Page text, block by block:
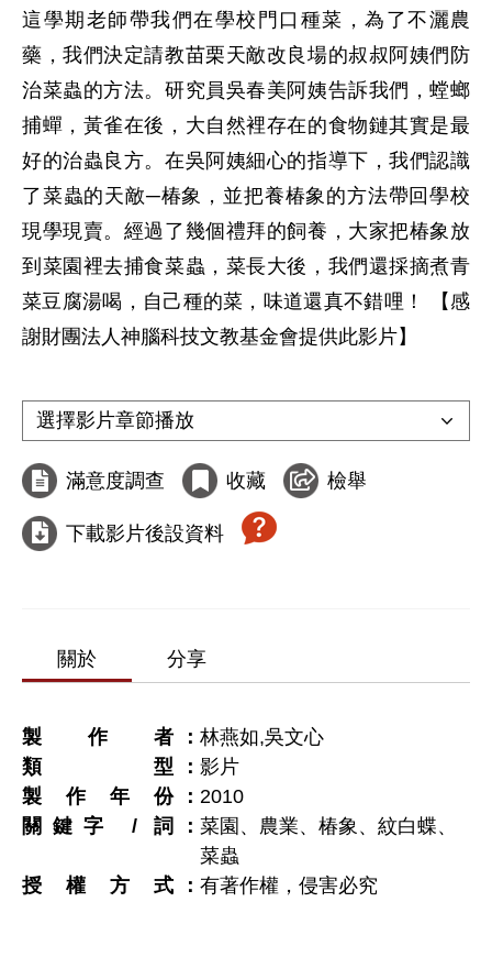
這學期老師帶我們在學校門口種菜，為了不灑農
藥，我們決定請教苗栗天敵改良場的叔叔阿姨們防
治菜蟲的方法。研究員吳春美阿姨告訴我們，螳螂
捕蟬，黃雀在後，大自然裡存在的食物鏈其實是最
好的治蟲良方。在吳阿姨細心的指導下，我們認識
了菜蟲的天敵─椿象，並把養椿象的方法帶回學校
現學現賣。經過了幾個禮拜的飼養，大家把椿象放
到菜園裡去捕食菜蟲，菜長大後，我們還採摘煮青
菜豆腐湯喝，自己種的菜，味道還真不錯哩！ 【感
謝財團法人神腦科技文教基金會提供此影片】
滿意度調查 收藏 檢舉
下載影片後設資料
關於 分享
製作者
林燕如,吳文心
類型
影片
製作年份
2010
關鍵字 / 詞
菜園、農業、椿象、紋白蝶、
菜蟲
授權方式
有著作權，侵害必究